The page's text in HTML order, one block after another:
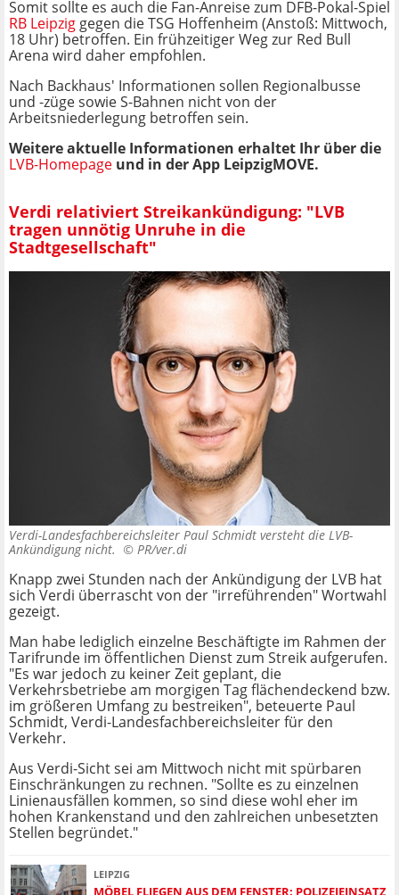
Somit sollte es auch die Fan-Anreise zum DFB-Pokal-Spiel
RB Leipzig gegen die TSG Hoffenheim (Anstoß: Mittwoch,
18 Uhr) betroffen. Ein frühzeitiger Weg zur Red Bull
Arena wird daher empfohlen.
Nach Backhaus' Informationen sollen Regionalbusse
und -züge sowie S-Bahnen nicht von der
Arbeitsniederlegung betroffen sein.
Weitere aktuelle Informationen erhaltet Ihr über die
LVB-Homepage und in der App LeipzigMOVE.
Verdi relativiert Streikankündigung: "LVB
tragen unnötig Unruhe in die
Stadtgesellschaft"
Verdi-Landesfachbereichsleiter Paul Schmidt versteht die LVB-
Ankündigung nicht. © PR/ver.di
Knapp zwei Stunden nach der Ankündigung der LVB hat
sich Verdi überrascht von der "irreführenden" Wortwahl
gezeigt.
Man habe lediglich einzelne Beschäftigte im Rahmen der
Tarifrunde im öffentlichen Dienst zum Streik aufgerufen.
"Es war jedoch zu keiner Zeit geplant, die
Verkehrsbetriebe am morgigen Tag flächendeckend bzw.
im größeren Umfang zu bestreiken", beteuerte Paul
Schmidt, Verdi-Landesfachbereichsleiter für den
Verkehr.
Aus Verdi-Sicht sei am Mittwoch nicht mit spürbaren
Einschränkungen zu rechnen. "Sollte es zu einzelnen
Linienausfällen kommen, so sind diese wohl eher im
hohen Krankenstand und den zahlreichen unbesetzten
Stellen begründet."
LEIPZIG
MÖBEL FLIEGEN AUS DEM FENSTER: POLIZEIEINSATZ